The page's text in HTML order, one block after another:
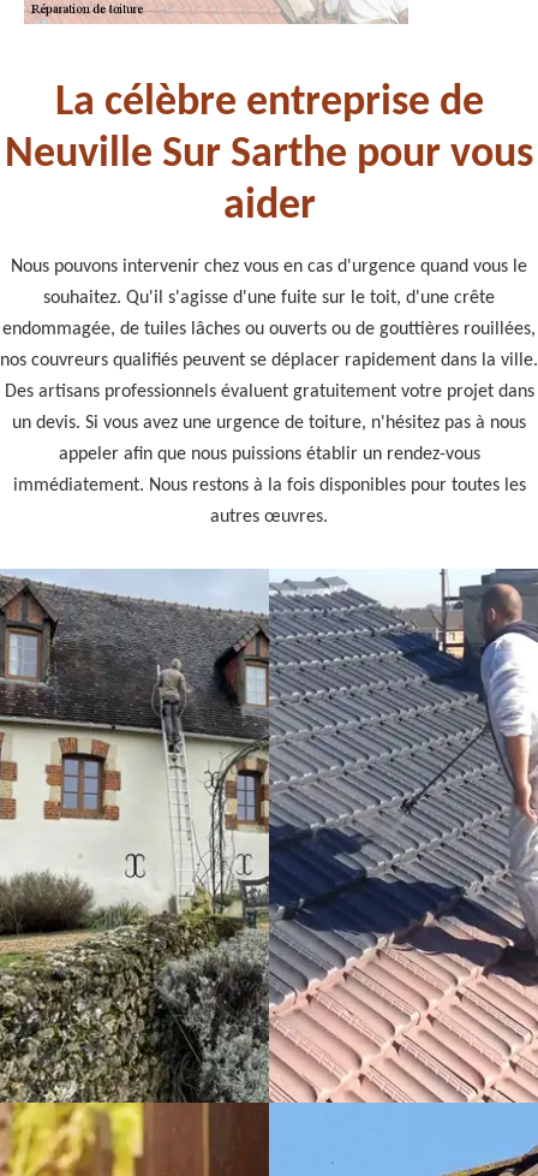
La célèbre entreprise de
Neuville Sur Sarthe pour vous
aider
Nous pouvons intervenir chez vous en cas d'urgence quand vous le
souhaitez. Qu'il s'agisse d'une fuite sur le toit, d'une crête
endommagée, de tuiles lâches ou ouverts ou de gouttières rouillées,
nos couvreurs qualifiés peuvent se déplacer rapidement dans la ville.
Des artisans professionnels évaluent gratuitement votre projet dans
un devis. Si vous avez une urgence de toiture, n'hésitez pas à nous
appeler afin que nous puissions établir un rendez-vous
immédiatement. Nous restons à la fois disponibles pour toutes les
autres œuvres.